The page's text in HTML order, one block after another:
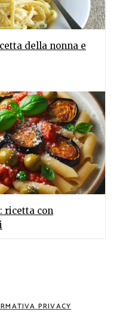
della nonna e
ricetta con
PRIVACY